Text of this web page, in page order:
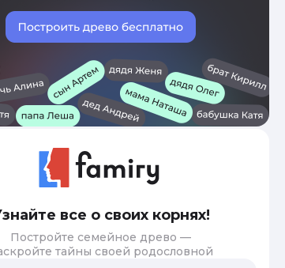
все о своих корнях!
Постройте семейное древо —
тайны своей родословной